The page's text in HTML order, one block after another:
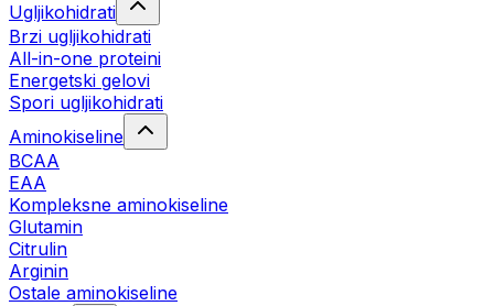
Ugljikohidrati
Brzi ugljikohidrati
All-in-one proteini
Energetski gelovi
Spori ugljikohidrati
Aminokiseline
BCAA
EAA
Kompleksne aminokiseline
Glutamin
Citrulin
Arginin
Ostale aminokiseline